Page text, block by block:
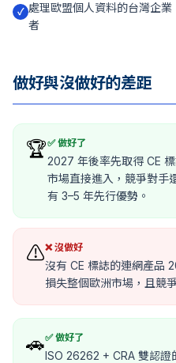
✓ 處理歐盟個人資料的台灣企
者
做好與沒做好的差距
🏆✅ 做好了
2027 年後率先取得 CE
市場直接進入，競爭對手
有 3–5 年先行優勢。
⚠️❌ 沒做好
沒有 CE 標誌的連網產品
損失整個歐洲市場，且競
🚗✅ 做好了
ISO 26262 + CRA 雙認證